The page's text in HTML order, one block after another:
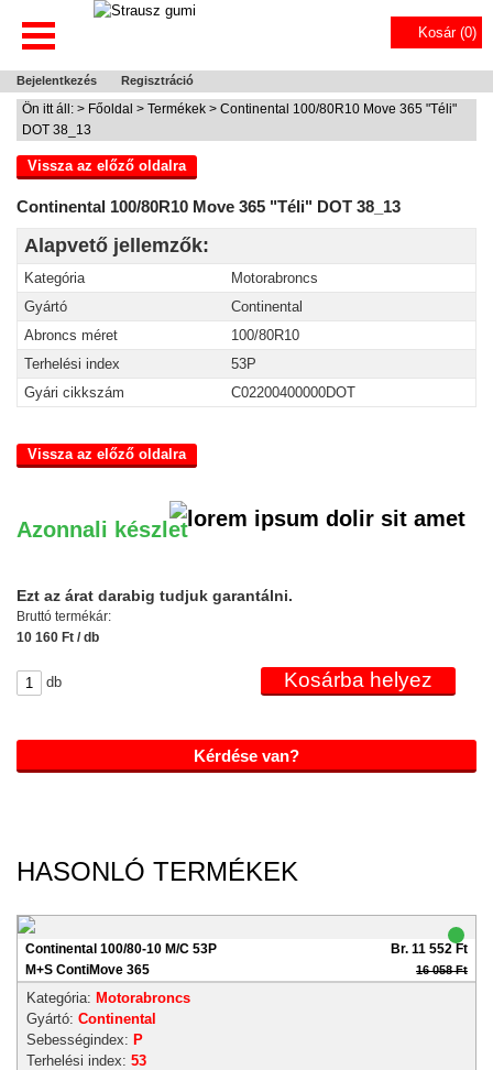
Kosár (0)
Bejelentkezés Regisztráció
Ön itt áll: > Főoldal > Termékek > Continental 100/80R10 Move 365 "Téli"
DOT 38_13
Vissza az előző oldalra
Continental 100/80R10 Move 365 "Téli" DOT 38_13
Alapvető jellemzők:
Kategória
Motorabroncs
Gyártó
Continental
Abroncs méret
100/80R10
Terhelési index
53P
Gyári cikkszám
C02200400000DOT
Vissza az előző oldalra
Azonnali készlet
Ezt az árat darabig tudjuk garantálni.
Bruttó termékár:
10 160 Ft / db
db
Kérdése van?
HASONLÓ TERMÉKEK
Continental 100/80-10 M/C 53P
M+S ContiMove 365
Br. 11 552 Ft
16 058 Ft
Kategória: Motorabroncs
Gyártó: Continental
Sebességindex: P
Terhelési index: 53